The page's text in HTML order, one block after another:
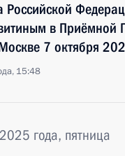
Российской
в Приёмной
7 октября
15:48
года, пятница